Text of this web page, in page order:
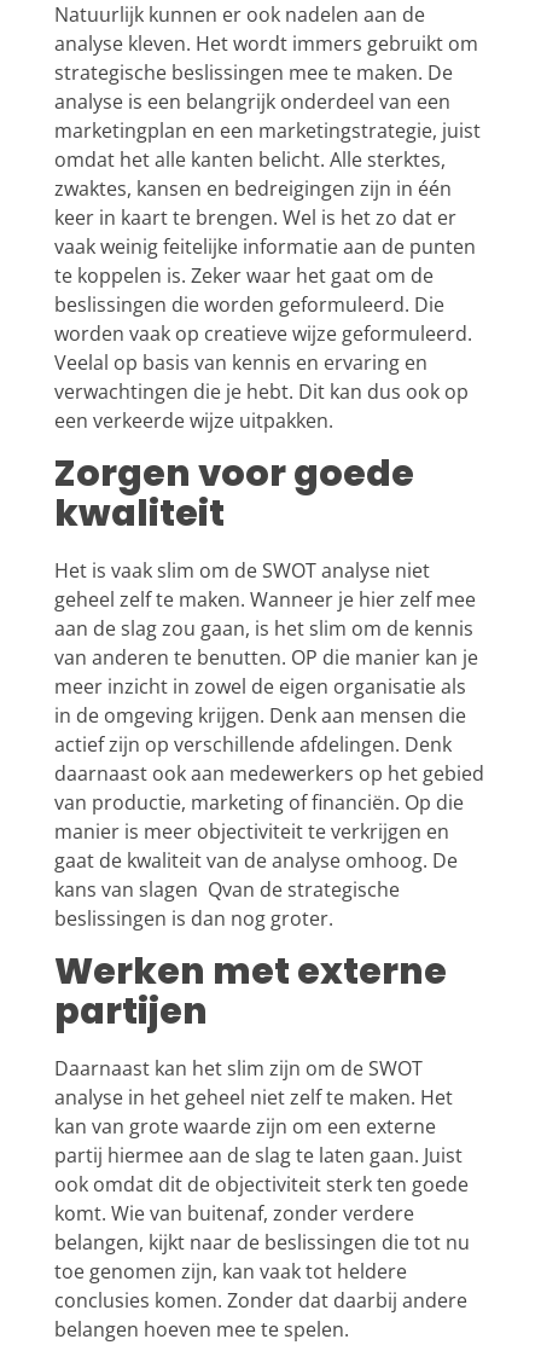
Natuurlijk kunnen er ook nadelen aan de
analyse kleven. Het wordt immers gebruikt om
strategische beslissingen mee te maken. De
analyse is een belangrijk onderdeel van een
marketingplan en een marketingstrategie, juist
omdat het alle kanten belicht. Alle sterktes,
zwaktes, kansen en bedreigingen zijn in één
keer in kaart te brengen. Wel is het zo dat er
vaak weinig feitelijke informatie aan de punten
te koppelen is. Zeker waar het gaat om de
beslissingen die worden geformuleerd. Die
worden vaak op creatieve wijze geformuleerd.
Veelal op basis van kennis en ervaring en
verwachtingen die je hebt. Dit kan dus ook op
een verkeerde wijze uitpakken.
Zorgen voor goede
kwaliteit
Het is vaak slim om de SWOT analyse niet
geheel zelf te maken. Wanneer je hier zelf mee
aan de slag zou gaan, is het slim om de kennis
van anderen te benutten. OP die manier kan je
meer inzicht in zowel de eigen organisatie als
in de omgeving krijgen. Denk aan mensen die
actief zijn op verschillende afdelingen. Denk
daarnaast ook aan medewerkers op het gebied
van productie, marketing of financiën. Op die
manier is meer objectiviteit te verkrijgen en
gaat de kwaliteit van de analyse omhoog. De
kans van slagen Qvan de strategische
beslissingen is dan nog groter.
Werken met externe
partijen
Daarnaast kan het slim zijn om de SWOT
analyse in het geheel niet zelf te maken. Het
kan van grote waarde zijn om een externe
partij hiermee aan de slag te laten gaan. Juist
ook omdat dit de objectiviteit sterk ten goede
komt. Wie van buitenaf, zonder verdere
belangen, kijkt naar de beslissingen die tot nu
toe genomen zijn, kan vaak tot heldere
conclusies komen. Zonder dat daarbij andere
belangen hoeven mee te spelen.